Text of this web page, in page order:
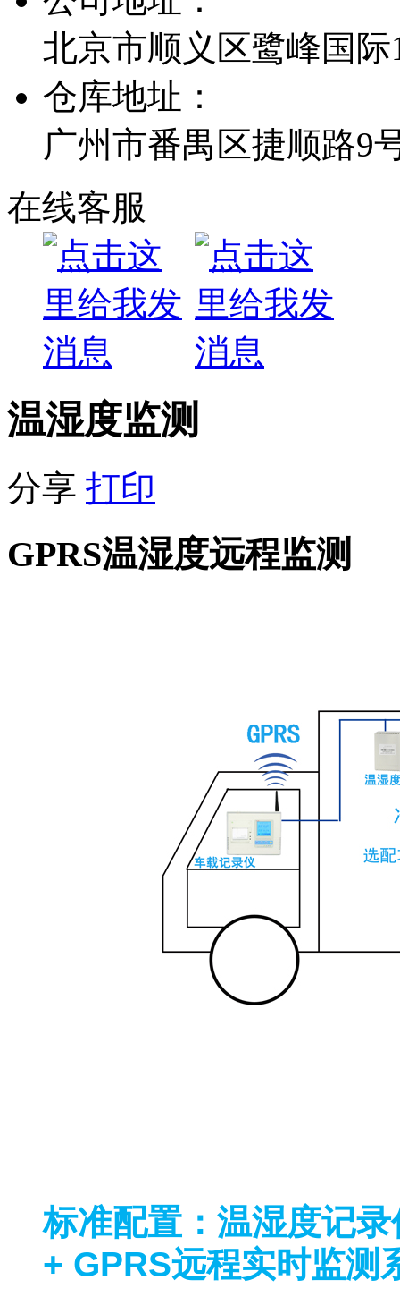
北京市顺义区鹭峰国际
仓库地址：
广州市番禺区捷顺路9
在线客服
温湿度监测
分享 打印
GPRS温湿度远程监测
标准配置：温湿度记
+ GPRS远程实时监测